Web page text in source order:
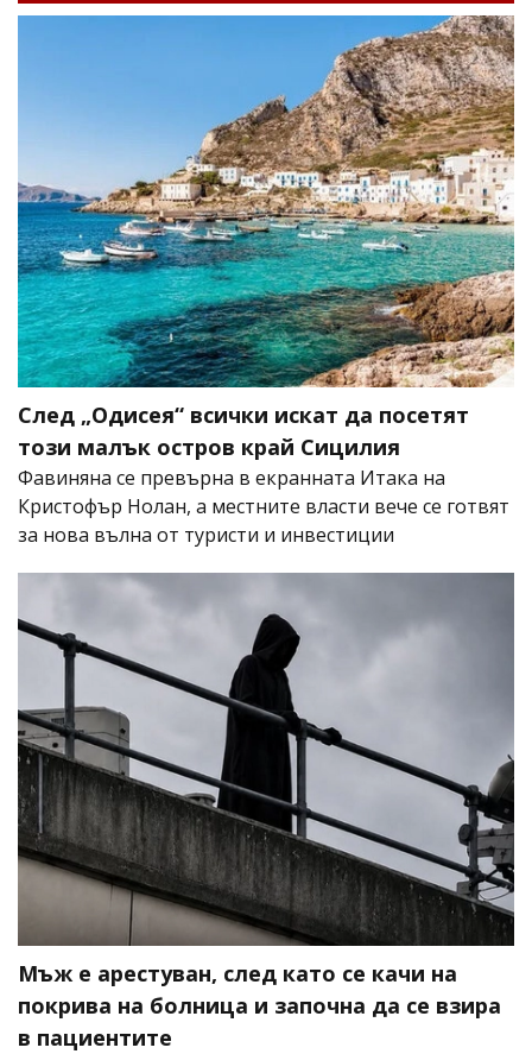
След „Одисея“ всички искат да посетят
този малък остров край Сицилия
Фавиняна се превърна в екранната Итака на
Кристофър Нолан, а местните власти вече се готвят
за нова вълна от туристи и инвестиции
Мъж е арестуван, след като се качи на
покрива на болница и започна да се взира
в пациентите